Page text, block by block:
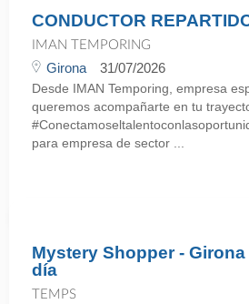
CONDUCTOR
IMAN TEMPORING
Girona 31/07/2026
Desde IMAN Temporing, empresa
queremos acompañarte en tu
para empresa de sector ...
Mystery Shopper - Girona
día
TEMPS